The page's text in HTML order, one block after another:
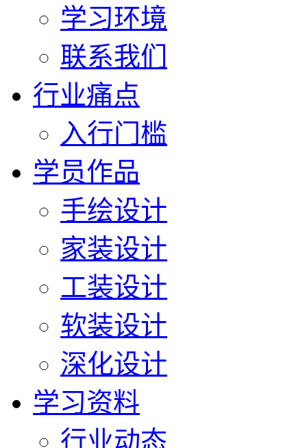
学习环境
联系我们
行业痛点
入行门槛
学员作品
手绘设计
家装设计
工装设计
软装设计
深化设计
学习资料
行业动态